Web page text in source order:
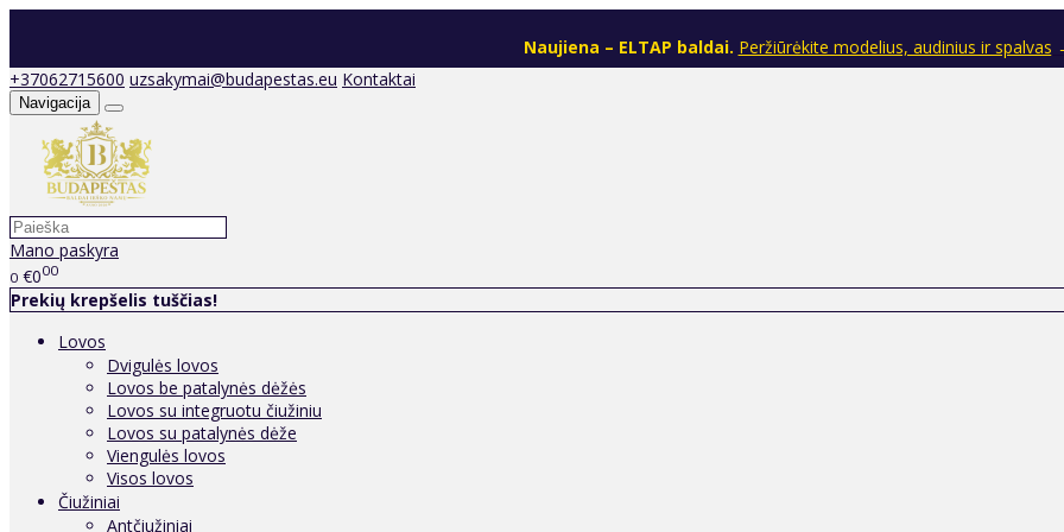
Naujiena – ELTAP baldai. Peržiūrėkite modelius, audinius ir spalvas
+37062715600 uzsakymai@budapestas.eu Kontaktai
Navigacija
Mano paskyra
0 €000
Prekių krepšelis tuščias!
Lovos
Dvigulės lovos
Lovos be patalynės dėžės
Lovos su integruotu čiužiniu
Lovos su patalynės dėže
Viengulės lovos
Visos lovos
Čiužiniai
Antčiužiniai